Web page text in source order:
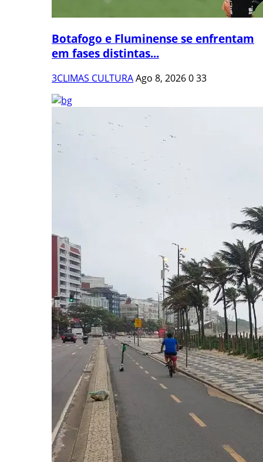
Botafogo e Fluminense se enfrentam
em fases distintas...
3CLIMAS CULTURAAgo 8, 2026033